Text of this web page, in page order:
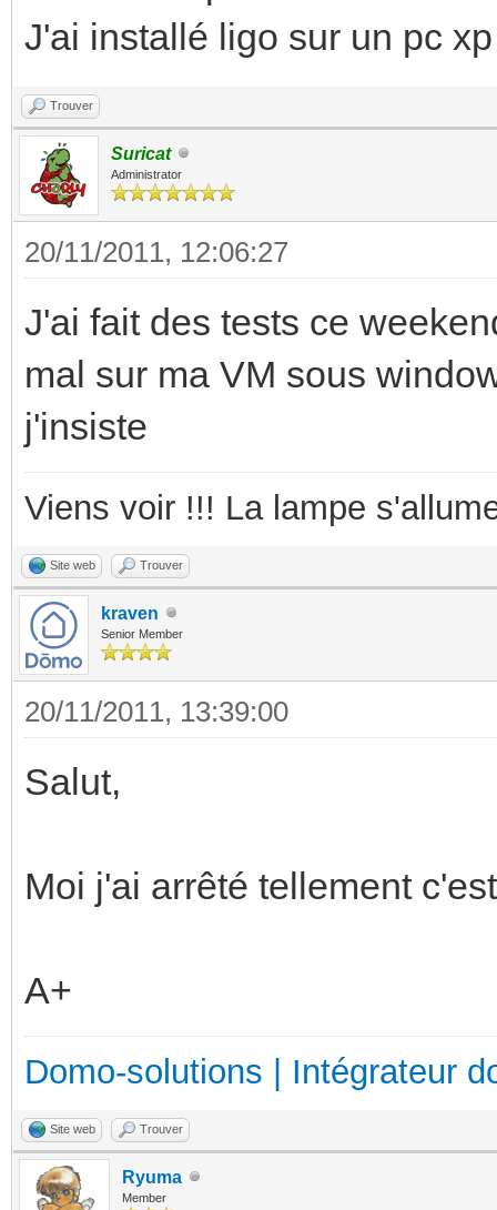
J'ai installé ligo sur un pc
Trouver
Suricat
Administrator
20/11/2011, 12:06:27
J'ai fait des tests ce
mal sur ma VM sous
j'insiste
Viens voir !!! La lampe
Site web Trouver
kraven
Senior Member
20/11/2011, 13:39:00
Salut,
Moi j'ai arrêté tellement
A+
Domo-solutions | Intégrateur
Site web Trouver
Ryuma
Member